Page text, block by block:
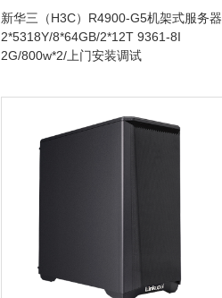
新华三（H3C）R4900-G5机架式服务器
2*5318Y/8*64GB/2*12T 9361-8I
2G/800w*2/上门安装调试